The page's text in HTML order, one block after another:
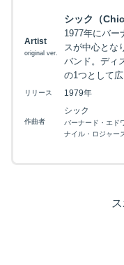
Artist
original ver.
シック（Chic
1977年にバー
スが中心とな
バンド。ディ
の1つとして広
リリース 1979年
作曲者
シック
バーナード・エド
ナイル・ロジャー